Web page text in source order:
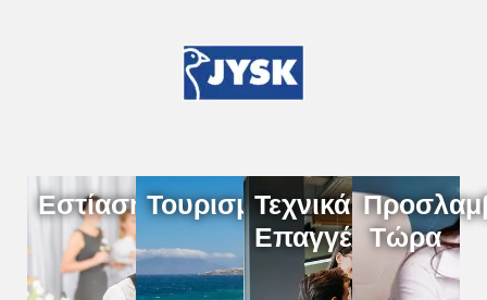
ΕστίασηΤουρισμόςΤεχνικά
Επαγγέλματα
Τώρα